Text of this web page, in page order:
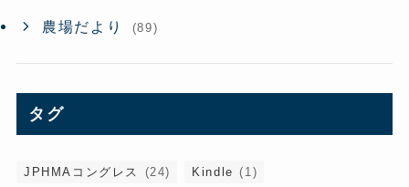
農場だより (89)
タグ
JPHMAコングレス (24) Kindle (1)